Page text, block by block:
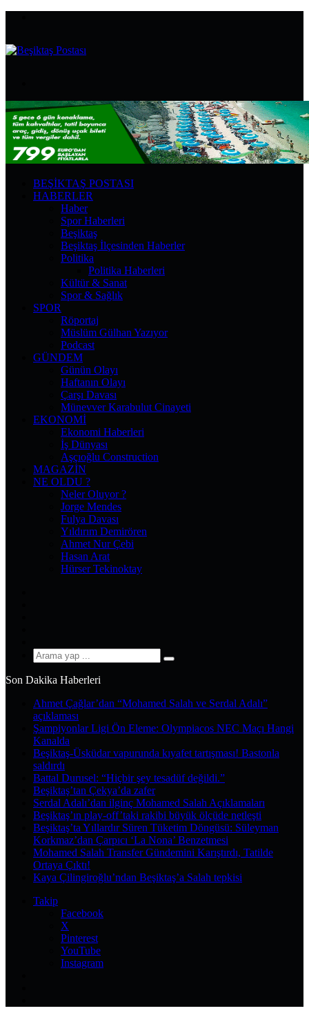
...
BEŞIKTAŞ POSTASI
HABERLER
Haber
Spor Haberleri
Beşiktaş
Beşiktaş İlçesinden Haberler
Politika
Politika Haberleri
Kültür & Sanat
Spor & Sağlık
SPOR
Röportaj
Müslüm Gülhan Yazıyor
Podcast
GÜNDEM
Günün Olayı
Haftanın Olayı
Çarşı Davası
Münevver Karabulut Cinayeti
EKONOMI
Ekonomi Haberleri
İş Dünyası
Aşçıoğlu Construction
MAGAZIN
NE OLDU ?
Neler Oluyor ?
Jorge Mendes
Fulya Davası
Yıldırım Demirören
Ahmet Nur Çebi
Hasan Arat
Hürser Tekinoktay
Arama
Son Dakika Haberleri
Ahmet Çağlar’dan “Mohamed Salah ve Serdal Adalı”
açıklaması
Şampiyonlar Ligi Ön Eleme: Olympiacos NEC Maçı Hangi
Kanalda
Beşiktaş-Üsküdar vapurunda kıyafet tartışması! Bastonla
saldırdı
Battal Durusel: “Hiçbir şey tesadüf değildi.”
Beşiktaş’tan Çekya’da zafer
Serdal Adalı’dan ilginç Mohamed Salah Açıklamaları
Beşiktaş’ın play-off’taki rakibi büyük ölçüde netleşti
Beşiktaş’ta Yıllardır Süren Tüketim Döngüsü: Süleyman
Korkmaz’dan Çarpıcı ‘La Nona’ Benzetmesi
Mohamed Salah Transfer Gündemini Karıştırdı, Tatilde
Ortaya Çıktı!
Kaya Çilingiroğlu’ndan Beşiktaş’a Salah tepkisi
Takip
Facebook
X
Pinterest
YouTube
Instagram